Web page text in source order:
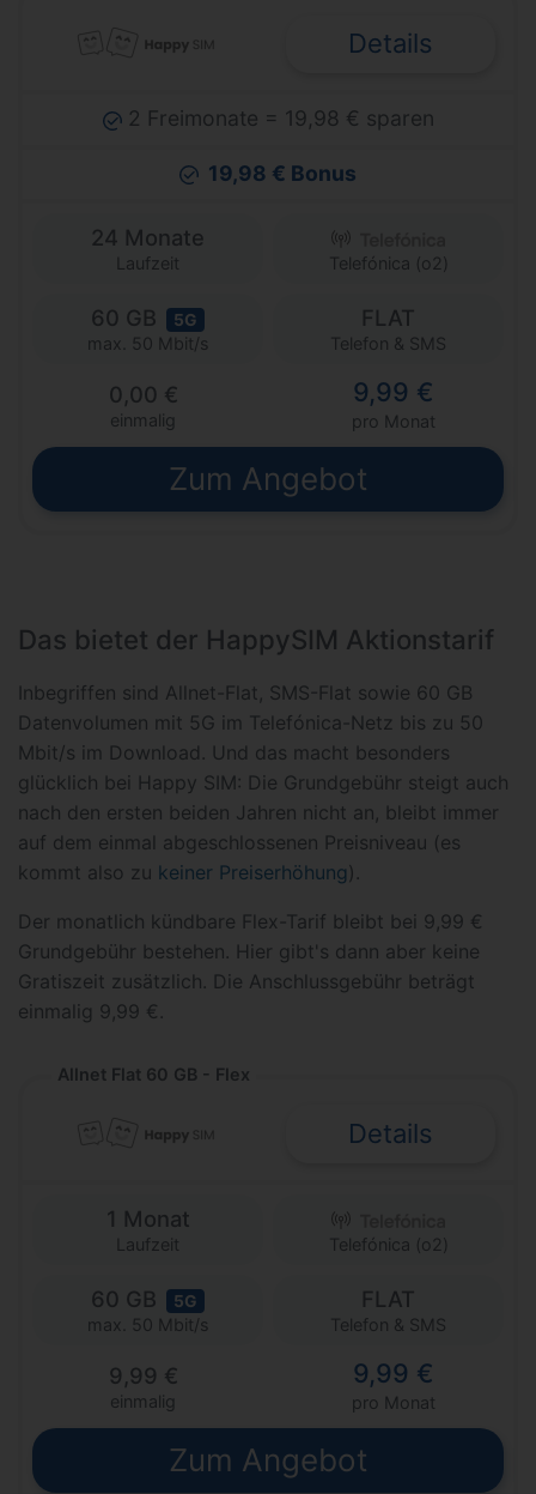
Details
2 Freimonate = 19,98 € sparen
19,98 € Bonus
24 Monate
Laufzeit Telefónica (o2)
60 GB 5G
max. 50 Mbit/s
FLAT
Telefon & SMS
0,00 €
einmalig
9,99 €
pro Monat
Zum Angebot
Das bietet der HappySIM Aktionstarif
Inbegriffen sind Allnet-Flat, SMS-Flat sowie 60 GB
Datenvolumen mit 5G im Telefónica-Netz bis zu 50
Mbit/s im Download. Und das macht besonders
glücklich bei Happy SIM: Die Grundgebühr steigt auch
nach den ersten beiden Jahren nicht an, bleibt immer
auf dem einmal abgeschlossenen Preisniveau (es
kommt also zu keiner Preiserhöhung).
Der monatlich kündbare Flex-Tarif bleibt bei 9,99 €
Grundgebühr bestehen. Hier gibt's dann aber keine
Gratiszeit zusätzlich. Die Anschlussgebühr beträgt
einmalig 9,99 €.
Allnet Flat 60 GB - Flex
Details
1 Monat
Laufzeit Telefónica (o2)
60 GB 5G
max. 50 Mbit/s
FLAT
Telefon & SMS
9,99 €
einmalig
9,99 €
pro Monat
Zum Angebot